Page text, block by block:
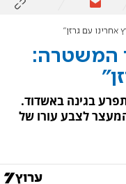
עם גרזן”
המשטרה:
בגינה באשדוד.
לצבע עורו של